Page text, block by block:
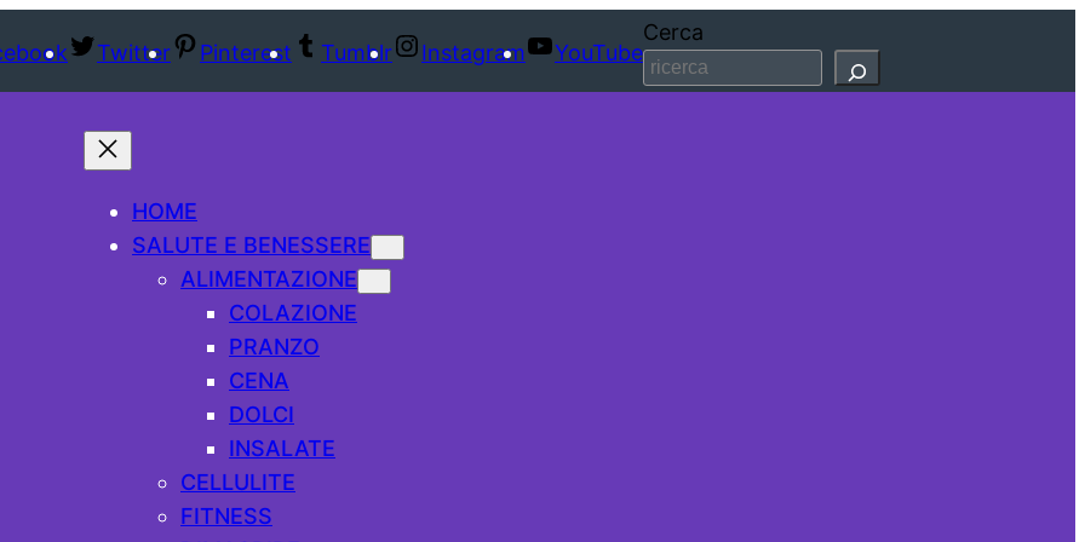
Twitter Pinterest Tumblr Instagram YouTube
Cerca
HOME
SALUTE E BENESSERE
ALIMENTAZIONE
COLAZIONE
PRANZO
CENA
DOLCI
INSALATE
CELLULITE
FITNESS